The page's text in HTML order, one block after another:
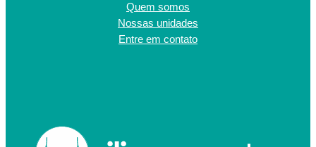
Quem somos
Nossas unidades
Entre em contato